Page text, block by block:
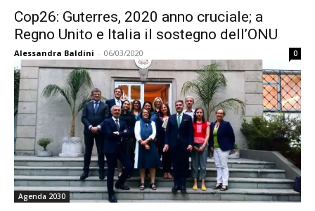
Cop26: Guterres, 2020 anno cruciale; a
Regno Unito e Italia il sostegno dell’ONU
Alessandra Baldini - 06/03/2020 0
Agenda 2030